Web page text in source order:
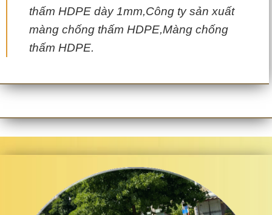
thấm HDPE dày 1mm,Công ty sản xuất
màng chống thấm HDPE,Màng chống
thấm HDPE.